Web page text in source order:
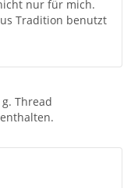
nur für mich.
Tradition benutzt
Thread
enthalten.